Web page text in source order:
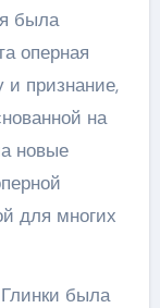
была
оперная
и признание,
на
новые
для многих
была